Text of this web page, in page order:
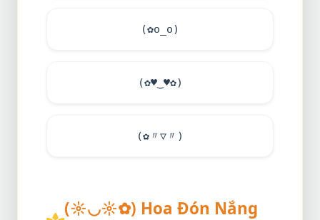
(✿o_o)
(✿♥‿ ♥✿)
(✿〃▽〃)
(☼◡☼✿) Hoa Đón Nắng